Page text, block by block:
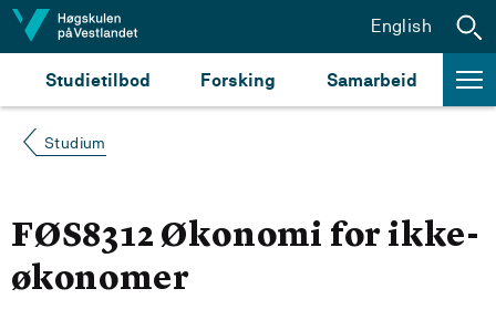
Hopp til innhald
Studietilbod Forsking Samarbeid
English
Studium
FØS8312 Økonomi for ikke-
økonomer